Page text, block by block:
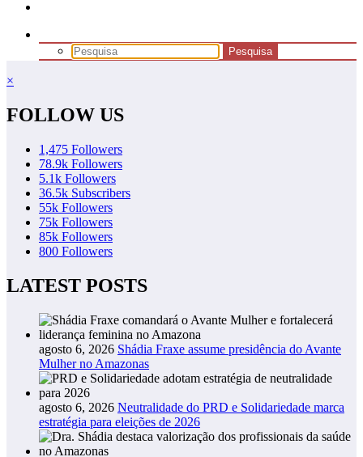
×
FOLLOW US
1,475 Followers
78.9k Followers
5.1k Followers
36.5k Subscribers
55k Followers
75k Followers
85k Followers
800 Followers
LATEST POSTS
agosto 6, 2026 Shádia Fraxe assume presidência do Avante
Mulher no Amazonas
agosto 6, 2026 Neutralidade do PRD e Solidariedade marca
estratégia para eleições de 2026